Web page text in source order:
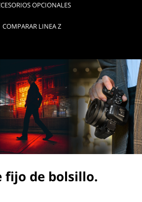
OPCIONALES
COMPARAR LINEA Z
fijo de bolsillo.